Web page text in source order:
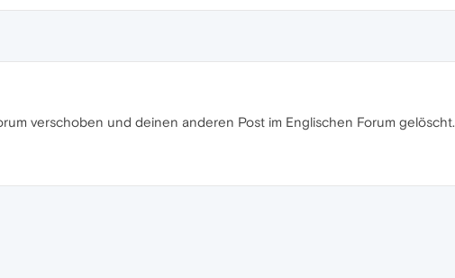
verschoben und deinen anderen Post im Englischen Forum gelöscht.